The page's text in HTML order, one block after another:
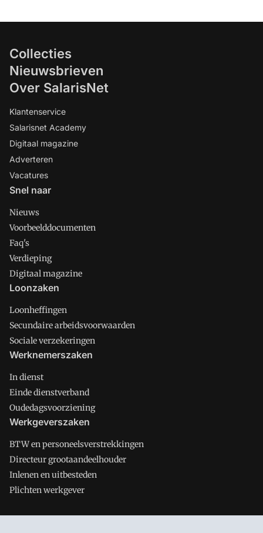
Collecties
Nieuwsbrieven
Over SalarisNet
Klantenservice
Salarisnet Academy
Digitaal magazine
Adverteren
Vacatures
Snel naar
Nieuws
Voorbeelddocumenten
Faq's
Verdieping
Digitaal magazine
Loonzaken
Loonheffingen
Secundaire arbeidsvoorwaarden
Sociale verzekeringen
Werknemerszaken
In dienst
Einde dienstverband
Oudedagsvoorziening
Werkgeverszaken
BTW en personeelsverstrekkingen
Directeur grootaandeelhouder
Inlenen en uitbesteden
Plichten werkgever